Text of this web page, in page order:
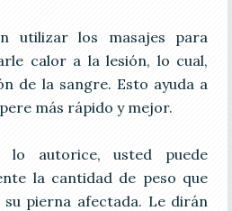
utilizar los masajes para
calor a la lesión, lo cual,
de la sangre. Esto ayuda a
más rápido y mejor.
lo autorice, usted puede
la cantidad de peso que
pierna afectada. Le dirán